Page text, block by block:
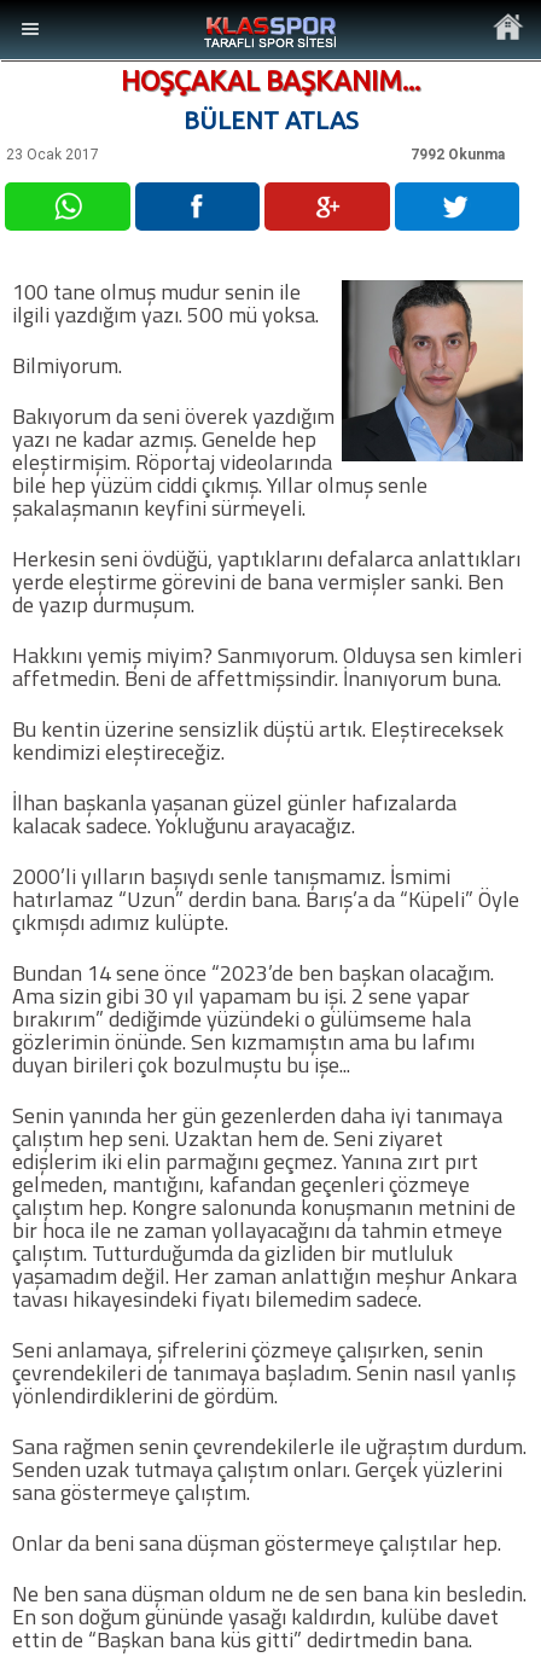
MENÜ
Son Dakika Haberler
Video Galeri
Ankara Takımları
Futbol
Basketbol
Voleybol
Hentbol
Diğer Sporlar
Sosyal Medya
Facebook
Google Plus
Instagram
Hakkımızda
Hakkımızda
Künye
İletişim
Web Sürüme Geç
HOŞÇAKAL BAŞKANIM...
BÜLENT ATLAS
23 Ocak 2017 7992 Okunma
100 tane olmuş mudur senin ile
ilgili yazdığım yazı. 500 mü yoksa.
Bilmiyorum.
Bakıyorum da seni överek yazdığım
yazı ne kadar azmış. Genelde hep
eleştirmişim. Röportaj videolarında
bile hep yüzüm ciddi çıkmış. Yıllar olmuş senle
şakalaşmanın keyfini sürmeyeli.
Herkesin seni övdüğü, yaptıklarını defalarca anlattıkları
yerde eleştirme görevini de bana vermişler sanki. Ben
de yazıp durmuşum.
Hakkını yemiş miyim? Sanmıyorum. Olduysa sen kimleri
affetmedin. Beni de affettmişsindir. İnanıyorum buna.
Bu kentin üzerine sensizlik düştü artık. Eleştireceksek
kendimizi eleştireceğiz.
İlhan başkanla yaşanan güzel günler hafızalarda
kalacak sadece. Yokluğunu arayacağız.
2000’li yılların başıydı senle tanışmamız. İsmimi
hatırlamaz “Uzun” derdin bana. Barış’a da “Küpeli” Öyle
çıkmışdı adımız kulüpte.
Bundan 14 sene önce “2023’de ben başkan olacağım.
Ama sizin gibi 30 yıl yapamam bu işi. 2 sene yapar
bırakırım” dediğimde yüzündeki o gülümseme hala
gözlerimin önünde. Sen kızmamıştın ama bu lafımı
duyan birileri çok bozulmuştu bu işe...
Senin yanında her gün gezenlerden daha iyi tanımaya
çalıştım hep seni. Uzaktan hem de. Seni ziyaret
edişlerim iki elin parmağını geçmez. Yanına zırt pırt
gelmeden, mantığını, kafandan geçenleri çözmeye
çalıştım hep. Kongre salonunda konuşmanın metnini de
bir hoca ile ne zaman yollayacağını da tahmin etmeye
çalıştım. Tutturduğumda da gizliden bir mutluluk
yaşamadım değil. Her zaman anlattığın meşhur Ankara
tavası hikayesindeki fiyatı bilemedim sadece.
Seni anlamaya, şifrelerini çözmeye çalışırken, senin
çevrendekileri de tanımaya başladım. Senin nasıl yanlış
yönlendirdiklerini de gördüm.
Sana rağmen senin çevrendekilerle ile uğraştım durdum.
Senden uzak tutmaya çalıştım onları. Gerçek yüzlerini
sana göstermeye çalıştım.
Onlar da beni sana düşman göstermeye çalıştılar hep.
Ne ben sana düşman oldum ne de sen bana kin besledin.
En son doğum gününde yasağı kaldırdın, kulübe davet
ettin de “Başkan bana küs gitti” dedirtmedin bana.